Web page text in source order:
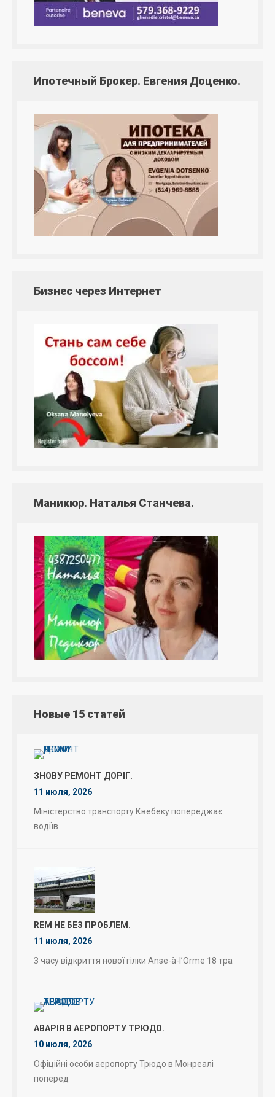
Ипотечный Брокер. Евгения Доценко.
Бизнес через Интернет
Маникюр. Наталья Станчева.
Новые 15 статей
ЗНОВУ РЕМОНТ ДОРІГ.
11 июля, 2026
Міністерство транспорту Квебеку попереджає
водіїв
REM НЕ БЕЗ ПРОБЛЕМ.
11 июля, 2026
З часу відкриття нової гілки Anse-à-l’Orme 18 тра
АВАРІЯ В АЕРОПОРТУ ТРЮДО.
10 июля, 2026
Офіційні особи аеропорту Трюдо в Монреалі
поперед